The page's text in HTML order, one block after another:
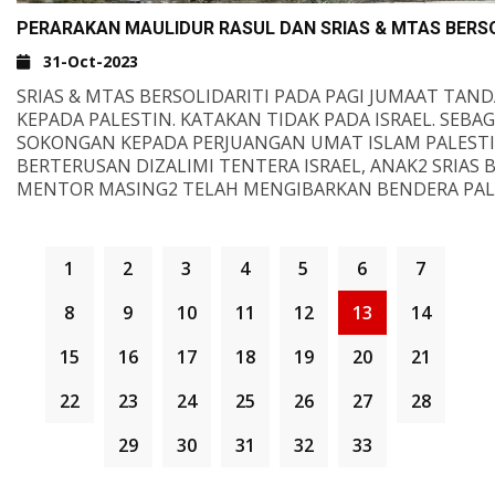
#MAAHADTAHFIZAS-SA'IDIYYAH
#PENDAFTARAN2024
#SEREMBAN2
#SENAWANG
#WAGHIH
&NBSP;
SILA KLIK DI SINI
PERARAKAN MAULIDUR RASUL DAN SRIAS & MTAS
31-Oct-2023
SRIAS & MTAS BERSOLIDARITI PADA PAGI JUMAAT
KEPADA PALESTIN. KATAKAN TIDAK PADA ISRAEL.
SOKONGAN KEPADA PERJUANGAN UMAT ISLAM
BERTERUSAN DIZALIMI TENTERA ISRAEL, ANAK2 SRIAS
MENTOR MASING2 TELAH MENGIBARKAN BENDERA
MEMAHAMI APA YANG BERLAKU KE ATAS UMAT ISLAM
JUGA PERLU MEMAINKAN PERANAN, SETIDAK-
MENUNJUKKAN SOKONGAN DENGAN CARA SENDIRI.
SRIAS JUGA MENGAMBIL KESEMPATAN MENGADAKAN
KUMPULAN MEMBAWA SEPANDUK MASING2.
1 2 3 4 5 6
7
8
9 10 11 12 13
14
15
16 17 18 19 20
21
22
23 24 25 26 27
28
29
30 31 32 33